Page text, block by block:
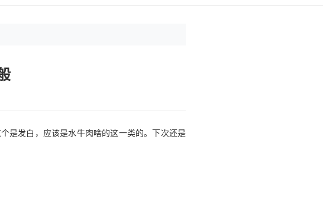
是发白，应该是水牛肉啥的这一类的。下次还是